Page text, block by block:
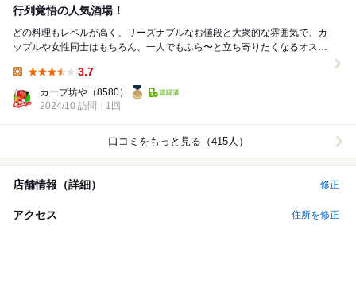
行列覚悟の人気酒場！
どの料理もレベルが高く、リーズナブルなお値段と大衆的な雰囲気で、カ
ップルや女性同士はもちろん、一人でもふら〜と立ち寄りたくなるオスス
3.7
カープ坊や （8580）
2024/10 訪問
1回
口コミをもっと見る（415人）
店舗情報（詳細） 修正
アクセス 住所を修正